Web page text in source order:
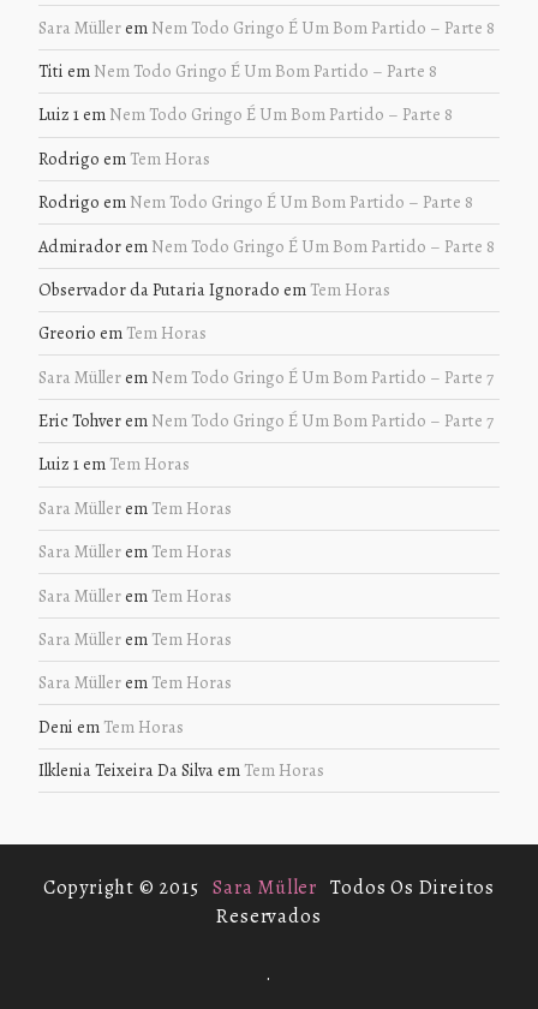
Sara Müllerem Nem Todo Gringo É Um Bom Partido – Parte 8
Titi em Nem Todo Gringo É Um Bom Partido – Parte 8
Luiz 1em Nem Todo Gringo É Um Bom Partido – Parte 8
Rodrigo em Tem Horas
Rodrigo em Nem Todo Gringo É Um Bom Partido – Parte 8
Admiradorem Nem Todo Gringo É Um Bom Partido – Parte 8
Observador da Putaria Ignorado em Tem Horas
Greorio em Tem Horas
Sara Müllerem Nem Todo Gringo É Um Bom Partido – Parte 7
Eric Tohverem Nem Todo Gringo É Um Bom Partido – Parte 7
Luiz 1em Tem Horas
Sara Müllerem Tem Horas
Sara Müllerem Tem Horas
Sara Müllerem Tem Horas
Sara Müllerem Tem Horas
Sara Müllerem Tem Horas
Deni em Tem Horas
Ilklenia Teixeira Da Silvaem Tem Horas
Copyright © 2015 Sara Müller Todos Os Direitos
Reservados
.